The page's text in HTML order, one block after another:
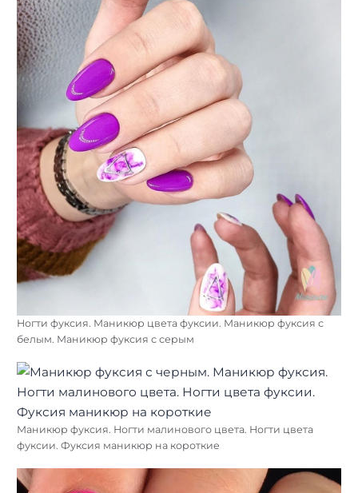
Ногти фуксия. Маникюр цвета фуксии. Маникюр фуксия с
белым. Маникюр фуксия с серым
Маникюр фуксия. Ногти малинового цвета. Ногти цвета
фуксии. Фуксия маникюр на короткие